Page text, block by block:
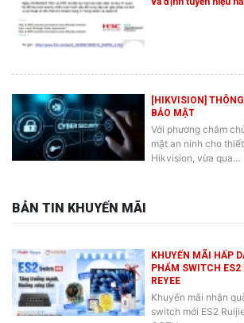
BẢO MẬT
Với phương châm
mật an ninh cho
Hikvision, vừa qua…
BẢN TIN KHUYẾN MÃI
PHẨM SWITCH
REYEE
Khuyến mãi nhận
switch mới ES2
CCTV